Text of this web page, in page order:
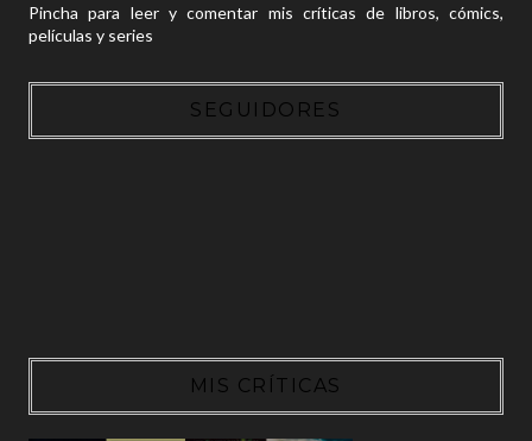
Pincha para leer y comentar mis críticas de libros, cómics,
películas y series
SEGUIDORES
MIS CRÍTICAS